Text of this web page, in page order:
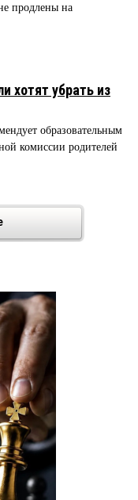
продлены на
хотят убрать из
образовательным
комиссии родителей